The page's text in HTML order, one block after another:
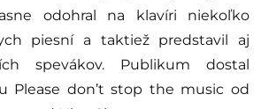
odohral na klavíri niekoľko
piesní a taktiež predstavil aj
spevákov. Publikum dostal
Please don’t stop the music od